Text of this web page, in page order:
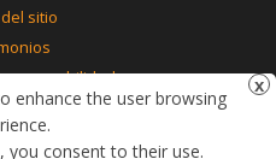
sitio
enhance the user browsing
you consent to their use.